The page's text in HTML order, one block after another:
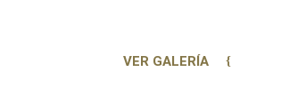
VER GALERÍA